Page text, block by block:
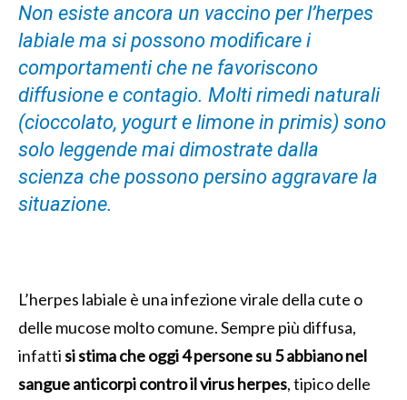
Non esiste ancora un vaccino per l’herpes
labiale ma si possono modificare i
comportamenti che ne favoriscono
diffusione e contagio. Molti rimedi naturali
(cioccolato, yogurt e limone in primis) sono
solo leggende mai dimostrate dalla
scienza che possono persino aggravare la
situazione.
L’herpes labiale è una infezione virale della cute o
delle mucose molto comune. Sempre più diffusa,
infattisi stima che oggi 4 persone su 5 abbiano nel
sangue anticorpi contro il virus herpes, tipico delle